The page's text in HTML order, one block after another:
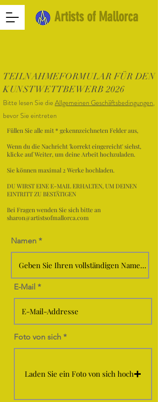
Artists of Mallorca
TEILNAHMEFORMULAR FÜR DEN
KUNSTWETTBEWERB 2026
Bitte lesen Sie die Allgemeinen Geschäftsbedingungen,
bevor Sie eintreten
Füllen Sie alle mit * gekennzeichneten Felder aus,
Wenn du die Nachricht 'korrekt eingereicht' siehst,
klicke auf Weiter, um deine Arbeit hochzuladen.
Sie können maximal 2 Werke hochladen.
DU WIRST EINE E-MAIL ERHALTEN, UM DEINEN
EINTRITT ZU BESTÄTIGEN
Bei Fragen wenden Sie sich bitte an
sharon@artistsofmallorca.com
Namen
E-Mail
Foto von sich
Laden Sie ein Foto von sich hoch